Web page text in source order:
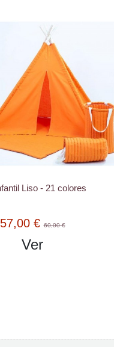
Liso - 21 colores
57,00 €60,00 €
Ver